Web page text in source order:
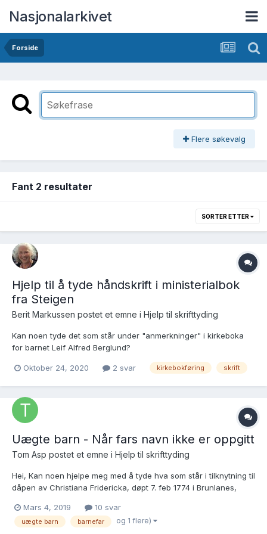
Nasjonalarkivet
Forside
Flere søkevalg
Fant 2 resultater
SORTER ETTER
Hjelp til å tyde håndskrift i ministerialbok
fra Steigen
Berit Markussen postet et emne i Hjelp til skrifttyding
Kan noen tyde det som står under "anmerkninger" i kirkeboka
for barnet Leif Alfred Berglund?
Oktober 24, 2020
2 svar kirkebokføring skrift
Uægte barn - Når fars navn ikke er oppgitt
Tom Asp postet et emne i Hjelp til skrifttyding
Hei, Kan noen hjelpe meg med å tyde hva som står i tilknytning til
dåpen av Christiana Fridericka, døpt 7. feb 1774 i Brunlanes,
Christian Endorph (som jeg tror var klokker i Brunlanes på den
tiden, og gift med Kirsten Dorthea f. Winth...
Mars 4, 2019 10 svar
uægte barn barnefar og 1 flere)